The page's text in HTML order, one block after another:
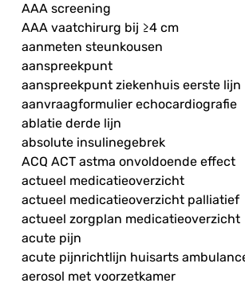
AAA screening
AAA vaatchirurg bij ≥4 cm
aanmeten steunkousen
aanspreekpunt
aanspreekpunt ziekenhuis eerste lijn
aanvraagformulier echocardiografie
ablatie derde lijn
absolute insulinegebrek
ACQ ACT astma onvoldoende effect
actueel medicatieoverzicht
actueel medicatieoverzicht palliatief
actueel zorgplan medicatieoverzicht
acute pijn
acute pijnrichtlijn huisarts
aerosol met voorzetkamer